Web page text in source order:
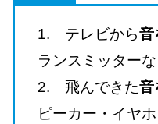
1. テレビから音
ランスミッターな
2. 飛んできた音
ピーカー・イヤホ